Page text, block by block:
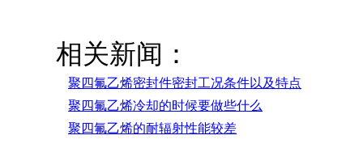
相关新闻：
聚四氟乙烯密封件密封工况条件以及特点
聚四氟乙烯冷却的时候要做些什么
聚四氟乙烯的耐辐射性能较差